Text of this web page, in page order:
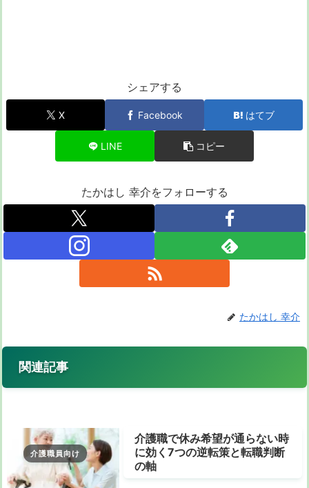
シェアする
X Facebook はてブ
LINE コピー
たかはし 幸介をフォローする
たかはし 幸介
関連記事
介護職員向け
介護職で休み希望が通らない時
に効く7つの逆転策と転職判断
の軸